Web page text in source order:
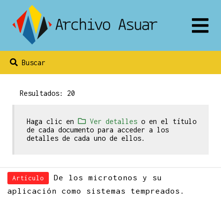
Buscar
Resultados: 20
Haga clic en Ver detalles o en el título
de cada documento para acceder a los
detalles de cada uno de ellos.
Artículo
De los microtonos y su
aplicación como sistemas tempreados.